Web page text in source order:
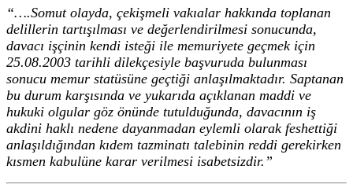
“….Somut olayda, çekişmeli vakıalar hakkında toplanan
delillerin tartışılması ve değerlendirilmesi sonucunda,
davacı işçinin kendi isteği ile memuriyete geçmek için
25.08.2003 tarihli dilekçesiyle başvuruda bulunması
sonucu memur statüsüne geçtiği anlaşılmaktadır. Saptanan
bu durum karşısında ve yukarıda açıklanan maddi ve
hukuki olgular göz önünde tutulduğunda, davacının iş
akdini haklı nedene dayanmadan eylemli olarak feshettiği
anlaşıldığından kıdem tazminatı talebinin reddi gerekirken
kısmen kabulüne karar verilmesi isabetsizdir.”